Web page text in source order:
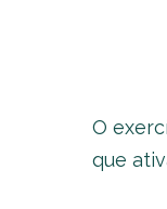
O
que